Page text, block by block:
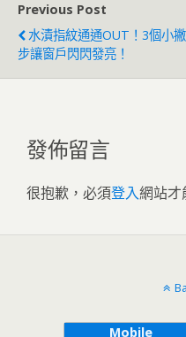
Previous Post
水漬指紋通通OUT！3個小撇
步讓窗戶閃閃發亮！
發佈留言
很抱歉，必須登入網站才
Mobile